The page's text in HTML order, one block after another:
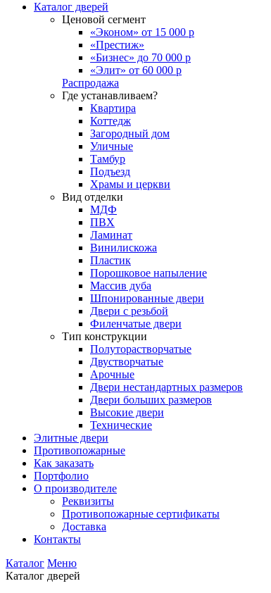
Каталог дверей
Ценовой сегмент
«Эконом» от 15 000 р
«Престиж»
«Бизнес» до 70 000 р
«Элит» от 60 000 р
Распродажа
Где устанавливаем?
Квартира
Коттедж
Загородный дом
Уличные
Тамбур
Подъезд
Храмы и церкви
Вид отделки
МДФ
ПВХ
Ламинат
Винилискожа
Пластик
Порошковое напыление
Массив дуба
Шпонированные двери
Двери с резьбой
Филенчатые двери
Тип конструкции
Полуторастворчатые
Двустворчатые
Арочные
Двери нестандартных размеров
Двери больших размеров
Высокие двери
Технические
Элитные двери
Противопожарные
Как заказать
Портфолио
О производителе
Реквизиты
Противопожарные сертификаты
Доставка
Контакты
Каталог Меню
Каталог дверей